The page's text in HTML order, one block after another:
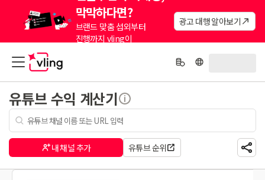
막막하다면?
브랜드 맞춤 섭외부터
진행까지 vling이
광고 대행 알아보기
유튜브 수익 계산기
내 채널 추가 유튜브 순위